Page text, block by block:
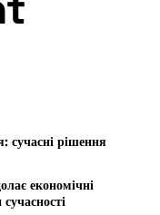
сучасні рішення
економічні